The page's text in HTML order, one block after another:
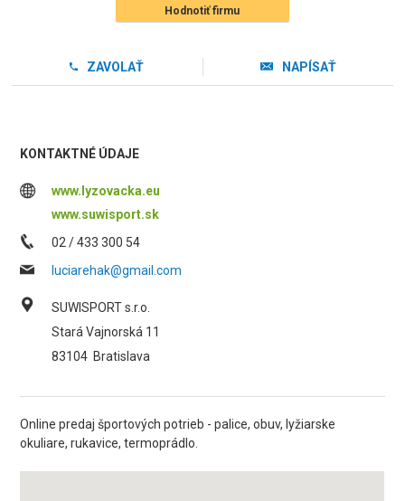
Hodnotiť firmu
ZAVOLAŤ NAPÍSAŤ
KONTAKTNÉ ÚDAJE
www.lyzovacka.eu
www.suwisport.sk
02 / 433 300 54
luciarehak@gmail.com
SUWISPORT s.r.o.
Stará Vajnorská 11
83104 Bratislava
Online predaj športových potrieb - palice, obuv, lyžiarske
okuliare, rukavice, termoprádlo.